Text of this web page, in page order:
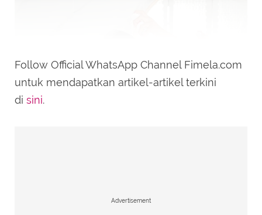
Fimela tidak memiliki waktu untuk keramas.
Follow Official WhatsApp Channel Fimela.com
untuk mendapatkan artikel-artikel terkini
di sini.
Advertisement